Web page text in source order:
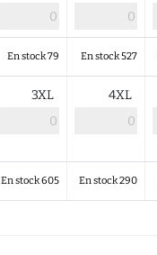
En stock 79 En stock 527
3XL 4XL
En stock 605 En stock 290